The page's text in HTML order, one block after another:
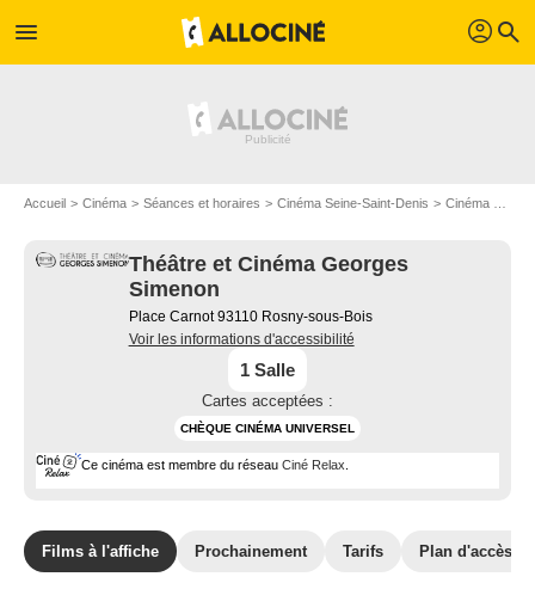
menu profil search
Accueil Cinéma Séances et horaires Cinéma Seine-Saint-Denis Cinéma à Rosny-sous-Bois
Théâtre et Cinéma Georges
Simenon
Place Carnot 93110 Rosny-sous-Bois
Voir les informations d'accessibilité
1 Salle
Cartes acceptées :
CHÈQUE CINÉMA UNIVERSEL
Ce cinéma est membre du réseau Ciné Relax
Films à l'affiche Prochainement Tarifs Plan d'accès